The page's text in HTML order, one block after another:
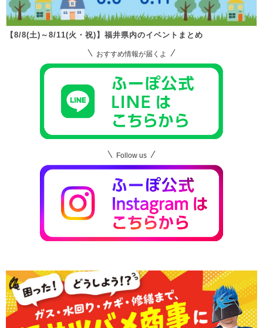
【8/8(土)～8/11(火・祝)】福井県内のイベントまとめ
おすすめ情報が届くよ
Follow us